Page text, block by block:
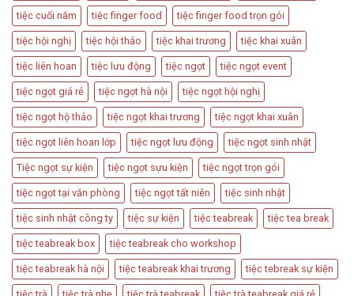
Tiệc
Hấp
Dẫn
Các
Sự
Kiện
Quan
Trọng
tiệc cuối năm tiệc finger food tiệc finger food trọn gói
tiệc hội nghị tiệc hội thảo tiệc khai trương tiệc khai xuân
tiệc liên hoan tiệc lưu động tiệc ngọt tiệc ngọt event
tiệc ngọt giá rẻ tiệc ngọt hà nội tiệc ngọt hội nghị
tiệc ngọt hộ thảo tiệc ngọt khai trương tiệc ngọt khai xuân
tiệc ngọt liên hoan lớp tiệc ngọt lưu động tiệc ngọt sinh nhật
Tiệc ngọt sự kiện tiệc ngọt sựu kiện tiệc ngọt trọn gói
tiệc ngọt tại văn phòng tiệc ngọt tất niên tiệc sinh nhật
tiệc sinh nhật công ty tiệc sự kiện tiệc teabreak tiệc tea break
tiệc teabreak box tiệc teabreak cho workshop
tiệc teabreak hà nội tiệc teabreak khai trương tiệc tebreak sự kiện